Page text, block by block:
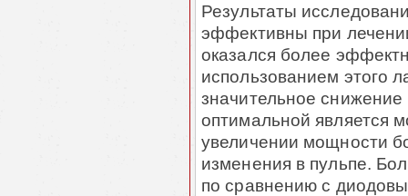
Результаты
эффективны при
оказался более
использованием этого
значительное
оптимальной является
увеличении мощности
изменения в пульпе.
по сравнению с